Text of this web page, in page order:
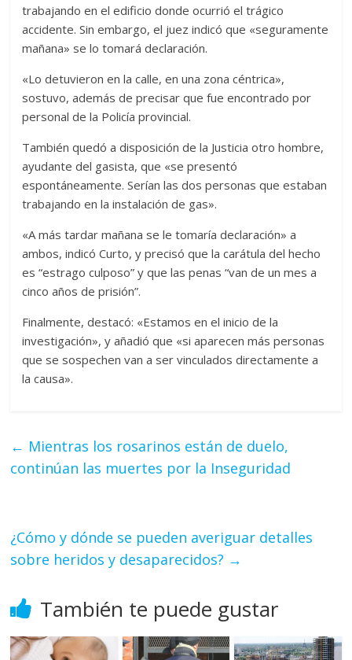
trabajando en el edificio donde ocurrió el trágico
accidente. Sin embargo, el juez indicó que «seguramente
mañana» se lo tomará declaración.
«Lo detuvieron en la calle, en una zona céntrica»,
sostuvo, además de precisar que fue encontrado por
personal de la Policía provincial.
También quedó a disposición de la Justicia otro hombre,
ayudante del gasista, que «se presentó
espontáneamente. Serían las dos personas que estaban
trabajando en la instalación de gas».
«A más tardar mañana se le tomaría declaración» a
ambos, indicó Curto, y precisó que la carátula del hecho
es “estrago culposo” y que las penas “van de un mes a
cinco años de prisión”.
Finalmente, destacó: «Estamos en el inicio de la
investigación», y añadió que «si aparecen más personas
que se sospechen van a ser vinculados directamente a
la causa».
← Mientras los rosarinos están de duelo,
continúan las muertes por la Inseguridad
¿Cómo y dónde se pueden averiguar detalles
sobre heridos y desaparecidos? →
También te puede gustar